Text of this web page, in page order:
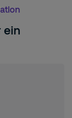
ein